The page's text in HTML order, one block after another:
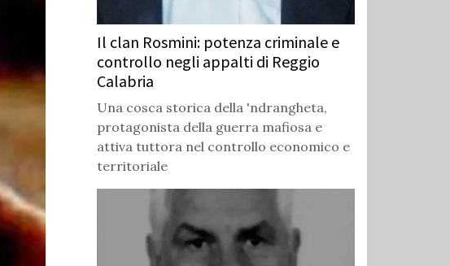
Il clan Rosmini: potenza criminale e
controllo negli appalti di Reggio
Calabria
Una cosca storica della 'ndrangheta,
protagonista della guerra mafiosa e
attiva tuttora nel controllo economico e
territoriale